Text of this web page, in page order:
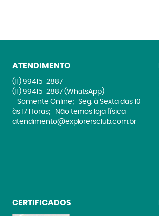
ATENDIMENTO
(11) 99415-2887
(11) 99415-2887 (WhatsApp)
- Somente Online;- Seg. à Sexta das 10
às 17 Horas;- Não temos loja física
atendimento@explorersclub.com.br
CERTIFICADOS